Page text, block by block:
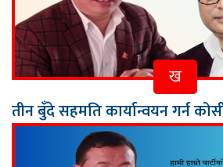
ख
तीन बुँदे सहमति कार्यान्वयन गर्न